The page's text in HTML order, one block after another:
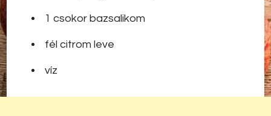
1 csokor bazsalikom
fél citrom leve
víz